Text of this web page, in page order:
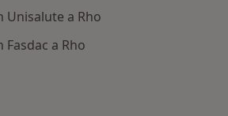
a Rho
a Rho